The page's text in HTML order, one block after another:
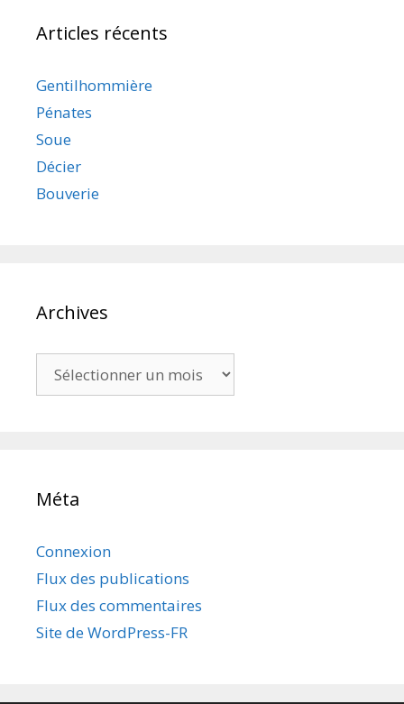
Articles récents
Gentilhommière
Pénates
Soue
Décier
Bouverie
Archives
Méta
Connexion
Flux des publications
Flux des commentaires
Site de WordPress-FR